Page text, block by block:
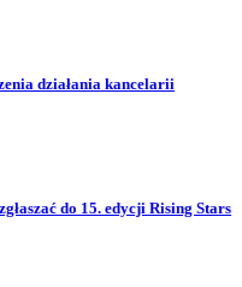
działania kancelarii
do 15. edycji Rising Stars